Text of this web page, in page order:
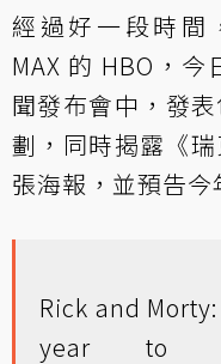
經過好一段時間
MAX 的 HBO，
聞發布會中，發
劃，同時揭露《
張海報，並預告今
Rick and
year to